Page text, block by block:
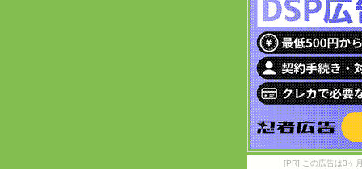
[PR] この広告は3ヶ